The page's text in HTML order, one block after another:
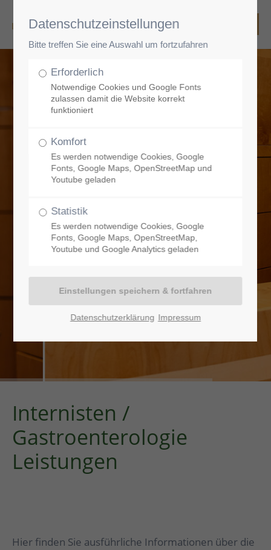
Internisten /
Gastroenterologie
Leistungen
Hier finden Sie ausführliche Informationen über die
Datenschutzeinstellungen
Bitte treffen Sie eine Auswahl um fortzufahren
Erforderlich
Notwendige Cookies und Google Fonts
zulassen damit die Website korrekt
funktioniert
Komfort
Es werden notwendige Cookies, Google
Fonts, Google Maps, OpenStreetMap und
Youtube geladen
Statistik
Es werden notwendige Cookies, Google
Fonts, Google Maps, OpenStreetMap,
Youtube und Google Analytics geladen
Datenschutzerklärung Impressum